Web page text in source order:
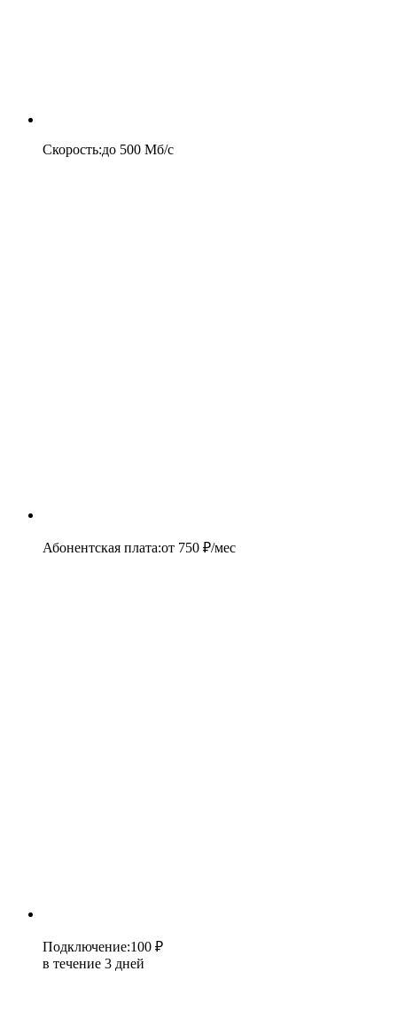
Скорость:до 500 Мб/c
Абонентская плата:от 750 ₽/мес
Подключение:100 ₽
в течение 3 дней